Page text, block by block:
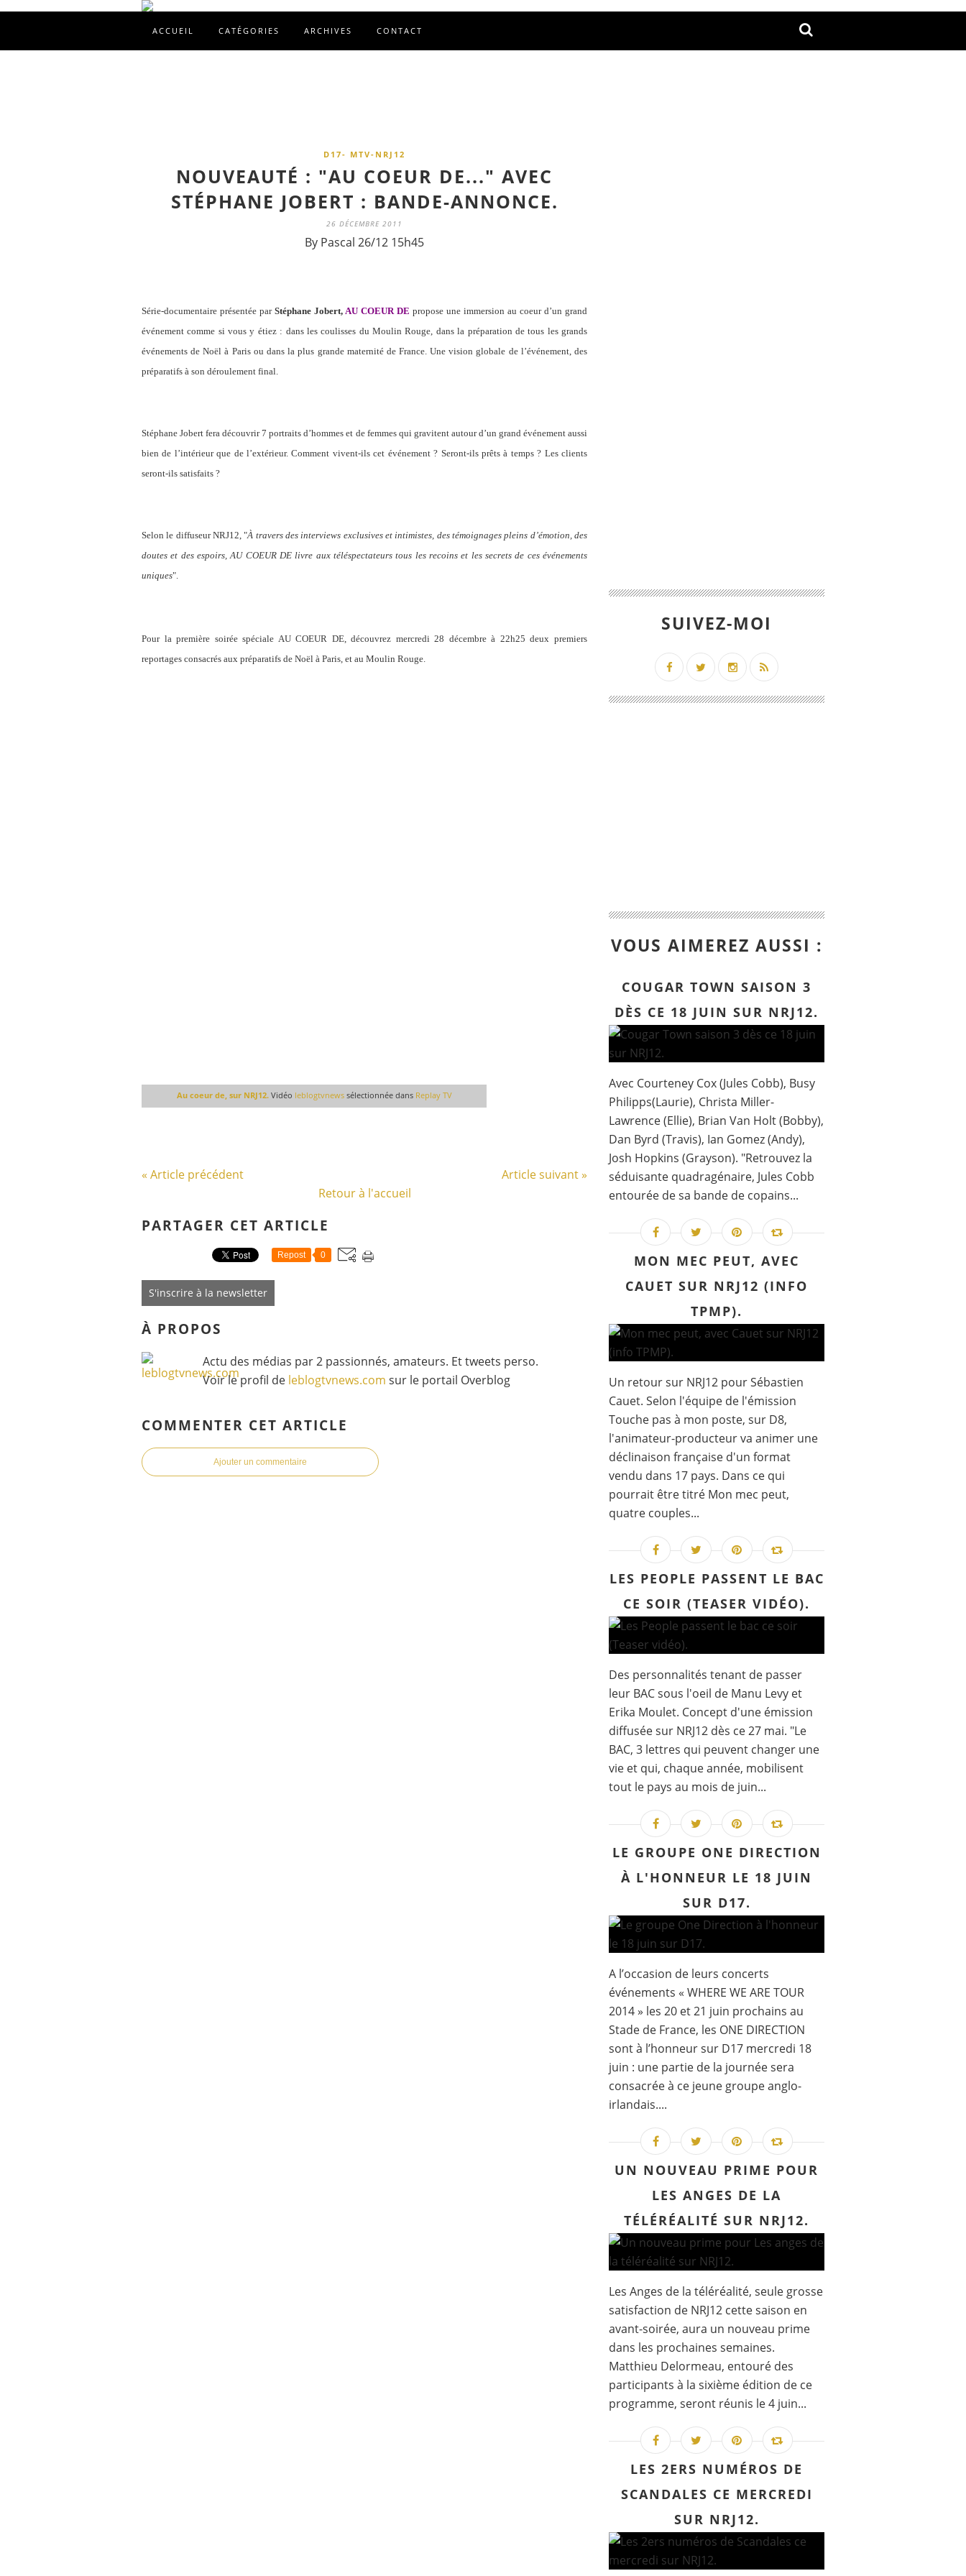
ACCUEIL CATÉGORIES ARCHIVES CONTACT
D17- MTV-NRJ12
NOUVEAUTÉ : "AU COEUR DE..." AVEC
STÉPHANE JOBERT : BANDE-ANNONCE.
26 DÉCEMBRE 2011
By Pascal 26/12 15h45
Série-documentaire présentée par Stéphane Jobert, AU COEUR DE propose une immersion au coeur d’un grand
événement comme si vous y étiez : dans les coulisses du Moulin Rouge, dans la préparation de tous les grands
événements de Noël à Paris ou dans la plus grande maternité de France. Une vision globale de l’événement, des
préparatifs à son déroulement final.
Stéphane Jobert fera découvrir 7 portraits d’hommes et de femmes qui gravitent autour d’un grand événement aussi
bien de l’intérieur que de l’extérieur. Comment vivent-ils cet événement ? Seront-ils prêts à temps ? Les clients
seront-ils satisfaits ?
Selon le diffuseur NRJ12, "À travers des interviews exclusives et intimistes, des témoignages pleins d’émotion, des
doutes et des espoirs, AU COEUR DE livre aux téléspectateurs tous les recoins et les secrets de ces événements
uniques".
Pour la première soirée spéciale AU COEUR DE, découvrez mercredi 28 décembre à 22h25 deux premiers
reportages consacrés aux préparatifs de Noël à Paris, et au Moulin Rouge.
Au coeur de, sur NRJ12.Vidéo leblogtvnewssélectionnée dans Replay TV
« Article précédent
Article suivant »
Retour à l'accueil
PARTAGER CET ARTICLE
Repost 0
S'inscrire à la newsletter
À PROPOS
Actu des médias par 2 passionnés, amateurs. Et tweets perso.
Voir le profil de leblogtvnews.com sur le portail Overblog
COMMENTER CET ARTICLE
Ajouter un commentaire
SUIVEZ-MOI
VOUS AIMEREZ AUSSI :
COUGAR TOWN SAISON 3
DÈS CE 18 JUIN SUR NRJ12.
Avec Courteney Cox (Jules Cobb), Busy
Philipps(Laurie), Christa Miller-
Lawrence (Ellie), Brian Van Holt (Bobby),
Dan Byrd (Travis), Ian Gomez (Andy),
Josh Hopkins (Grayson). "Retrouvez la
séduisante quadragénaire, Jules Cobb
entourée de sa bande de copains...
MON MEC PEUT, AVEC
CAUET SUR NRJ12 (INFO
TPMP).
Un retour sur NRJ12 pour Sébastien
Cauet. Selon l'équipe de l'émission
Touche pas à mon poste, sur D8,
l'animateur-producteur va animer une
déclinaison française d'un format
vendu dans 17 pays. Dans ce qui
pourrait être titré Mon mec peut,
quatre couples...
LES PEOPLE PASSENT LE BAC
CE SOIR (TEASER VIDÉO).
Des personnalités tenant de passer
leur BAC sous l'oeil de Manu Levy et
Erika Moulet. Concept d'une émission
diffusée sur NRJ12 dès ce 27 mai. "Le
BAC, 3 lettres qui peuvent changer une
vie et qui, chaque année, mobilisent
tout le pays au mois de juin...
LE GROUPE ONE DIRECTION
À L'HONNEUR LE 18 JUIN
SUR D17.
A l’occasion de leurs concerts
événements « WHERE WE ARE TOUR
2014 » les 20 et 21 juin prochains au
Stade de France, les ONE DIRECTION
sont à l’honneur sur D17 mercredi 18
juin : une partie de la journée sera
consacrée à ce jeune groupe anglo-
irlandais....
UN NOUVEAU PRIME POUR
LES ANGES DE LA
TÉLÉRÉALITÉ SUR NRJ12.
Les Anges de la téléréalité, seule grosse
satisfaction de NRJ12 cette saison en
avant-soirée, aura un nouveau prime
dans les prochaines semaines.
Matthieu Delormeau, entouré des
participants à la sixième édition de ce
programme, seront réunis le 4 juin...
LES 2ERS NUMÉROS DE
SCANDALES CE MERCREDI
SUR NRJ12.